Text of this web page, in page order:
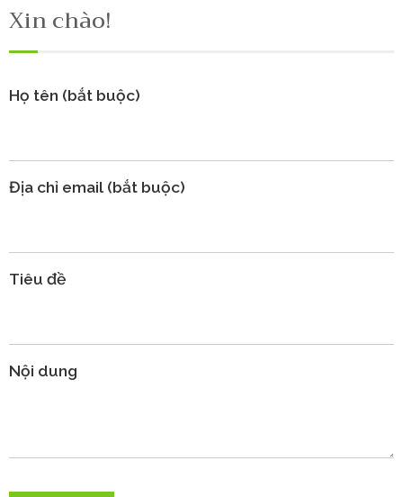
Xin chào!
Họ tên (bắt buộc)
Địa chỉ email (bắt buộc)
Tiêu đề
Nội dung